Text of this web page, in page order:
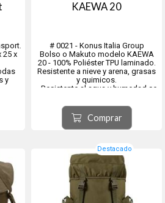
25 x
y
de
KAEWA 20
# 0021 - Konus Italia Group
Bolso o Makuto modelo KAEWA
20 - 100% Poliéster TPU laminado.
Resistente a nieve y arena, grasas
y quimicos.
- Resistente al agua y humedad se
Cremalleras selladas. Correas
anchas ajustables.
Correa ajustable.- Asa de
transporte - Recubrim...
Comprar
Destacado